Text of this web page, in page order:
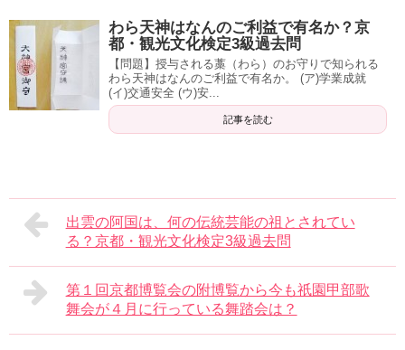
わら天神はなんのご利益で有名か？京
都・観光文化検定3級過去問
【問題】授与される藁（わら）のお守りで知られる
わら天神はなんのご利益で有名か。 (ア)学業成就
(イ)交通安全 (ウ)安...
記事を読む
出雲の阿国は、何の伝統芸能の祖とされてい
る？京都・観光文化検定3級過去問
第１回京都博覧会の附博覧から今も祇園甲部歌
舞会が４月に行っている舞踏会は？